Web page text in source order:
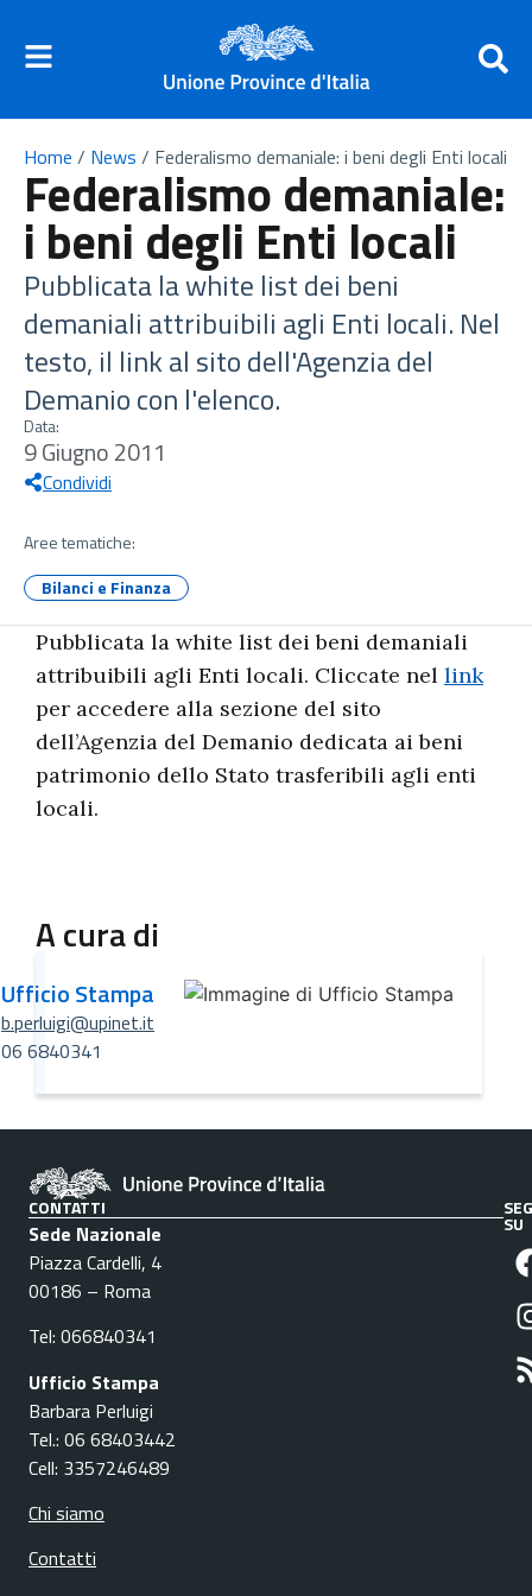
Home / News / Federalismo demaniale: i beni degli Enti locali
Federalismo demaniale:
i beni degli Enti locali
Pubblicata la white list dei beni
demaniali attribuibili agli Enti locali. Nel
testo, il link al sito dell'Agenzia del
Demanio con l'elenco.
Data:
9 Giugno 2011
Condividi
Aree tematiche:
Bilanci e Finanza
Pubblicata la white list dei beni demaniali
attribuibili agli Enti locali. Cliccate nel link
per accedere alla sezione del sito
dell’Agenzia del Demanio dedicata ai beni
patrimonio dello Stato trasferibili agli enti
locali.
A cura di
Ufficio Stampa
b.perluigi@upinet.it
06 6840341
CONTATTI
Sede Nazionale
Piazza Cardelli, 4
00186 – Roma
Tel: 066840341
Ufficio Stampa
Barbara Perluigi
Tel.: 06 68403442
Cell: 3357246489
Chi siamo
Contatti
SU